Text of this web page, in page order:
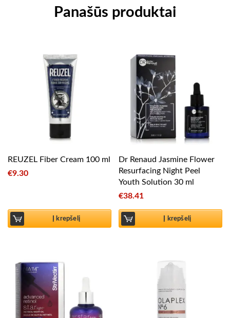
Panašūs produktai
REUZEL Fiber Cream 100 ml
€9.30
Į krepšelį
Dr Renaud Jasmine Flower
Resurfacing Night Peel
Youth Solution 30 ml
€38.41
Į krepšelį